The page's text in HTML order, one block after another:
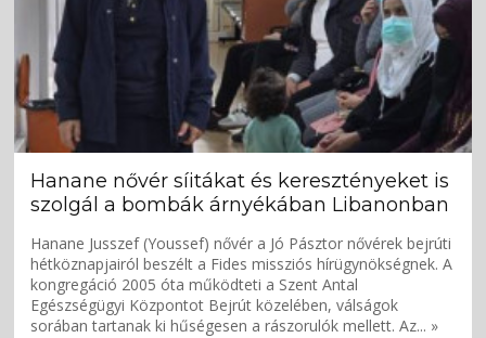
Hanane nővér síitákat és keresztényeket is
szolgál a bombák árnyékában Libanonban
Hanane Jusszef (Youssef) nővér a Jó Pásztor nővérek bejrúti
hétköznapjairól beszélt a Fides missziós hírügynökségnek. A
kongregáció 2005 óta működteti a Szent Antal
Egészségügyi Központot Bejrút közelében, válságok
sorában tartanak ki hűségesen a rászorulók mellett. Az... »